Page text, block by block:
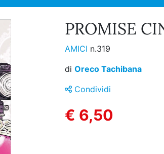
PROMISE
AMICI n.319
di Oreco Tachibana
Condividi
€ 6,50